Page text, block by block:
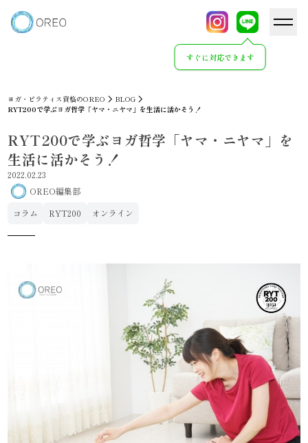
すぐに対応できます
ヨガ・ピラティス資格のOREO
BLOG
RYT200で学ぶヨガ哲学「ヤマ・ニヤマ」を生活に活かそう！
RYT200で学ぶヨガ哲学「ヤマ・ニヤマ」を
生活に活かそう！
2022.02.23
OREO編集部
コラム
RYT200 オンライン